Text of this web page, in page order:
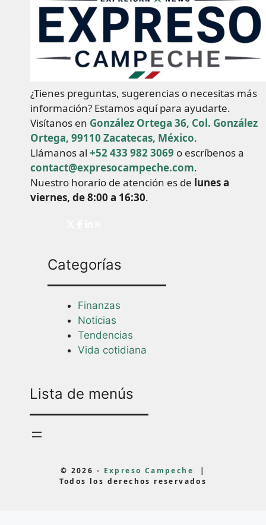
¿Tienes preguntas, sugerencias o necesitas más
información? Estamos aquí para ayudarte.
Visítanos en González Ortega 36, Col. González
Ortega, 99110 Zacatecas, México.
Llámanos al +52 433 982 3069 o escríbenos a
contact@expresocampeche.com.
Nuestro horario de atención es de lunes a
viernes, de 8:00 a 16:30.
Categorías
Finanzas
Noticias
Tendencias
Vida cotidiana
Lista de menús
© 2026 - Expreso Campeche
|
Todos los derechos reservados